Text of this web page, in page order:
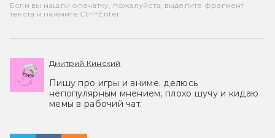
Если вы нашли опечатку, пожалуйста, выделите фрагмент
текста и нажмите Ctrl+Enter.
Дмитрий Кинский
Пишу про игры и аниме, делюсь
непопулярным мнением, плохо шучу и кидаю
мемы в рабочий чат.